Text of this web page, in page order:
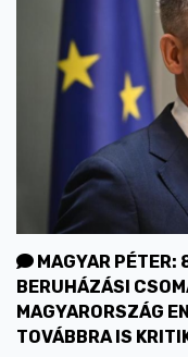
MAGYAR
BERUHÁZÁSI
MAGYARORSZÁG
TOVÁBBRA IS